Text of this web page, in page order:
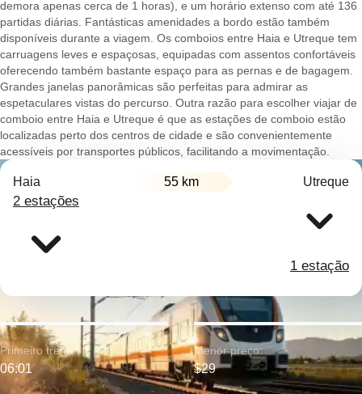
demora apenas cerca de 1 horas), e um horário extenso com até 136
partidas diárias. Fantásticas amenidades a bordo estão também
disponíveis durante a viagem. Os comboios entre Haia e Utreque tem
carruagens leves e espaçosas, equipadas com assentos confortáveis
oferecendo também bastante espaço para as pernas e de bagagem.
Grandes janelas panorâmicas são perfeitas para admirar as
espetaculares vistas do percurso. Outra razão para escolher viajar de
comboio entre Haia e Utreque é que as estações de comboio estão
localizadas perto dos centros de cidade e são convenientemente
acessíveis por transportes públicos, facilitando a movimentação.
Haia 55 km Utreque
2 estações
1 estação
Primeiro trem:
06:01
Menor preço:
$29